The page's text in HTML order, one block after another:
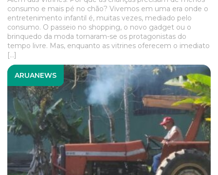
consumo e mais pé no chão? Vivemos em uma era onde o
entretenimento infantil é, muitas vezes, mediado pelo
consumo. O passeio no shopping, o novo gadget ou o
brinquedo da moda tornaram-se os protagonistas do
tempo livre. Mas, enquanto as vitrines oferecem o imediato
[…]
ARUANEWS